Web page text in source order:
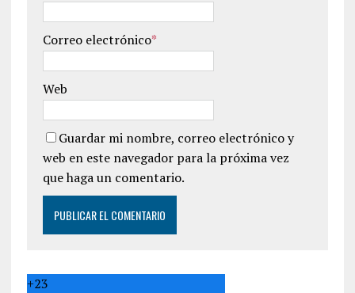
Correo electrónico*
Web
Guardar mi nombre, correo electrónico y
web en este navegador para la próxima vez
que haga un comentario.
+23